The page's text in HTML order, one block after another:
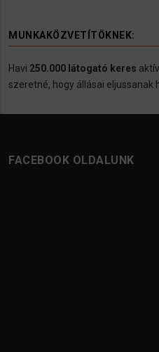
MUNKAKÖZVETÍTÖKNEK:
Havi 250.000 látogató keres
szeretné, hogy állásai eljussanak
FACEBOOK OLDALUNK